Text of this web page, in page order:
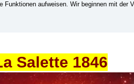
aufweisen. Wir beginnen mit der
Salette 1846